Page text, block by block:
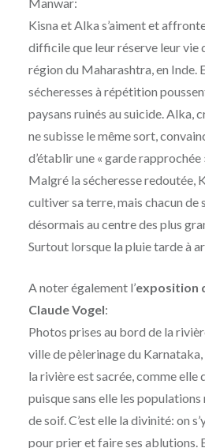
Kisna et Alka s’aiment et
difficile que leur réserve leur vie
région du Maharashtra, en Inde.
sécheresses à répétition
paysans ruinés au suicide. Alka,
ne subisse le même sort,
d’établir une « garde
Malgré la sécheresse redoutée,
cultiver sa terre, mais chacun de
désormais au centre des plus
Surtout lorsque la pluie tarde à
A noter également l’exposition
Claude Vogel:
Photos prises au bord de la
ville de pèlerinage du Karnataka,
la rivière est sacrée, comme elle
puisque sans elle les
de soif. C’est elle la divinité: on
pour prier et faire ses ablutions.